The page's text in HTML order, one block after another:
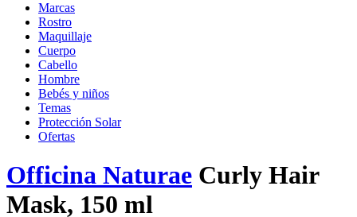
Marcas
Rostro
Maquillaje
Cuerpo
Cabello
Hombre
Bebés y niños
Temas
Protección Solar
Ofertas
Officina Naturae Curly Hair
Mask, 150 ml